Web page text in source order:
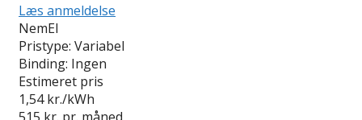
Læs anmeldelse
NemEl
Pristype: Variabel
Binding: Ingen
Estimeret pris
1,54 kr./kWh